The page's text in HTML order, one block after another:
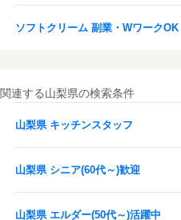
ソフトクリーム 副業・WワークOK
関連する山梨県の検索条件
山梨県 キッチンスタッフ
山梨県 シニア(60代～)歓迎
山梨県 エルダー(50代～)活躍中